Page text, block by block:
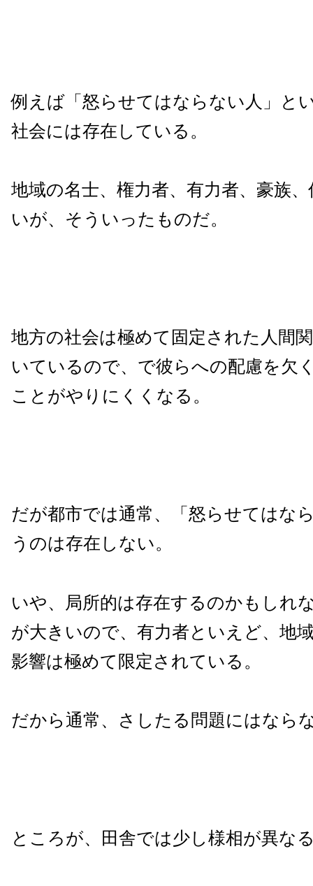
例えば「怒らせてはならない人」と
社会には存在している。
地域の名士、権力者、有力者、豪族
いが、そういったものだ。
地方の社会は極めて固定された人間
いているので、で彼らへの配慮を欠
ことがやりにくくなる。
だが都市では通常、「怒らせてはな
うのは存在しない。
いや、局所的は存在するのかもしれ
が大きいので、有力者といえど、地
影響は極めて限定されている。
だから通常、さしたる問題にはなら
ところが、田舎では少し様相が異な